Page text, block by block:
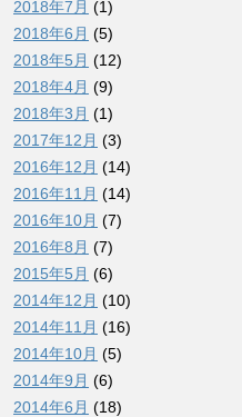
2018年7月 (1)
2018年6月 (5)
2018年5月 (12)
2018年4月 (9)
2018年3月 (1)
2017年12月 (3)
2016年12月 (14)
2016年11月 (14)
2016年10月 (7)
2016年8月 (7)
2015年5月 (6)
2014年12月 (10)
2014年11月 (16)
2014年10月 (5)
2014年9月 (6)
2014年6月 (18)